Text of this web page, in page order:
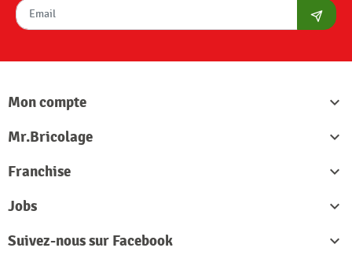
Mon compte

Mr.Bricolage

Franchise

Jobs

Suivez-nous sur Facebook
